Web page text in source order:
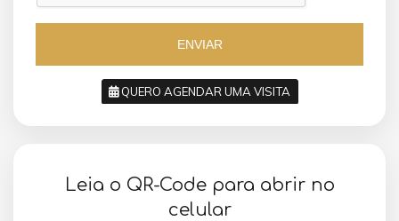
ENVIAR
QUERO AGENDAR UMA VISITA
VOLTAR
Leia o QR-Code para abrir no
celular